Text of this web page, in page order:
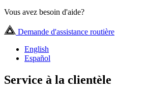
Vous avez besoin d'aide?
Demande d'assistance routière
English
Español
Service à la clientèle